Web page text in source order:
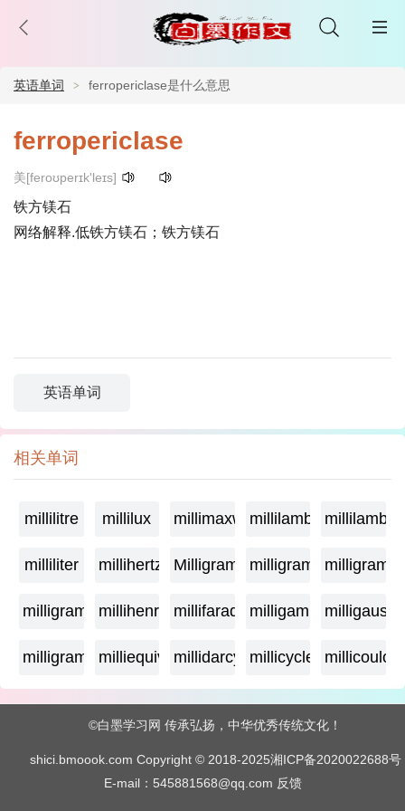
英语单词 ferropericlase是什么意思
ferropericlase
美[feroʊperɪk'leɪs]
铁方镁石
网络解释.低铁方镁石；铁方镁石
英语单词
相关单词
millilitre millilux millimaxwellmillilambda
milliliter millihertz Milligramagemilligrame
milligrammemillihenry millifarad milligammamilligauss
milligram milliequivalentmillidarcy millicycle
©白墨学习网 传承弘扬，中华优秀传统文化！
shici.bmoook.com Copyright © 2018-2025湘ICP备2020022688号
E-mail：545881568@qq.com 反馈